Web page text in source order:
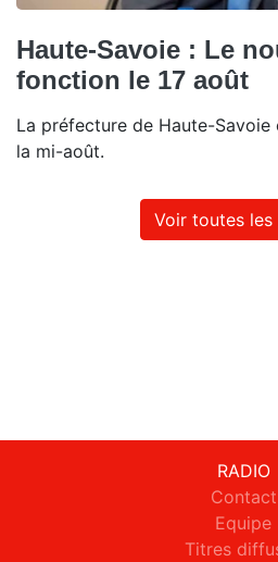
Haute-Savoie : Le
fonction le 17 août
La préfecture de Haute-Savoie
la mi-août.
Voir toutes les
RADIO
Contact
Equipe
Titres